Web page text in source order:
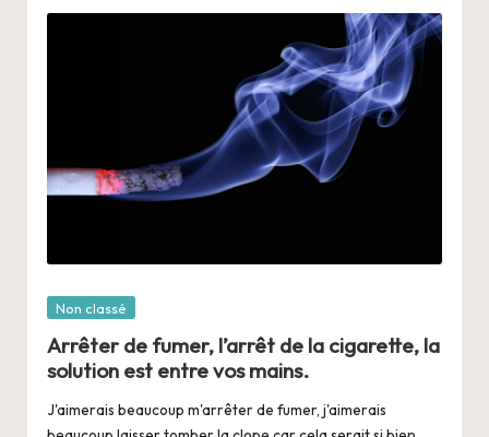
Posté
Non classé
Arrêter de fumer, l’arrêt de la cigarette, la
solution est entre vos mains.
J'aimerais beaucoup m'arrêter de fumer, j'aimerais